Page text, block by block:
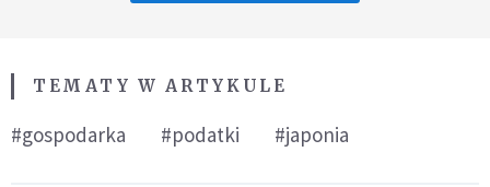
TEMATY W ARTYKULE
#gospodarka #podatki #japonia